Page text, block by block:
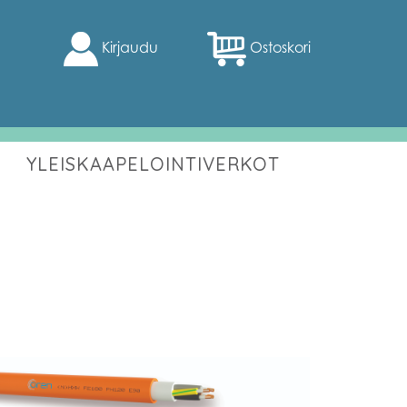
Kirjaudu Ostoskori
YLEISKAAPELOINTIVERKOT